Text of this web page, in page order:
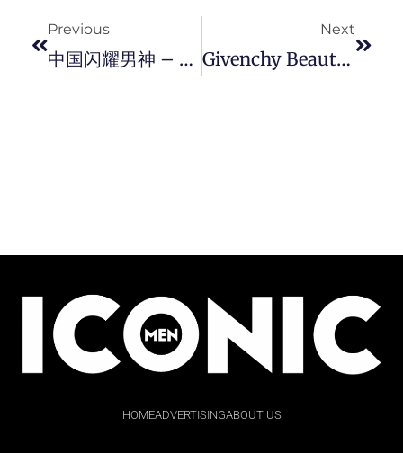
Previous
中国闪耀男神 – 袁福福帅气绅士范。
Next
Givenchy Beauty 推出 Mister 瞬修聚光绅士系列。
HOMEADVERTISINGABOUT US